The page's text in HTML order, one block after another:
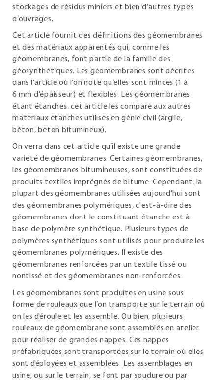
stockages de résidus miniers et bien d’autres types
d’ouvrages.
Cet article fournit des définitions des géomembranes
et des matériaux apparentés qui, comme les
géomembranes, font partie de la famille des
géosynthétiques. Les géomembranes sont décrites
dans l’article où l’on note qu’elles sont minces (1 à
6 mm d’épaisseur) et flexibles. Les géomembranes
étant étanches, cet article les compare aux autres
matériaux étanches utilisés en génie civil (argile,
béton, béton bitumineux).
On verra dans cet article qu’il existe une grande
variété de géomembranes. Certaines géomembranes,
les géomembranes bitumineuses, sont constituées de
produits textiles imprégnés de bitume. Cependant, la
plupart des géomembranes utilisées aujourd’hui sont
des géomembranes polymériques, c'est-à-dire des
géomembranes dont le constituant étanche est à
base de polymère synthétique. Plusieurs types de
polymères synthétiques sont utilisés pour produire les
géomembranes polymériques. Il existe des
géomembranes renforcées par un textile tissé ou
nontissé et des géomembranes non-renforcées.
Les géomembranes sont produites en usine sous
forme de rouleaux que l’on transporte sur le terrain où
on les déroule et les assemble. Ou bien, plusieurs
rouleaux de géomembrane sont assemblés en atelier
pour réaliser de grandes nappes. Ces nappes
préfabriquées sont transportées sur le terrain où elles
sont déployées et assemblées. Les assemblages en
usine, ou sur le terrain, se font par soudure ou par